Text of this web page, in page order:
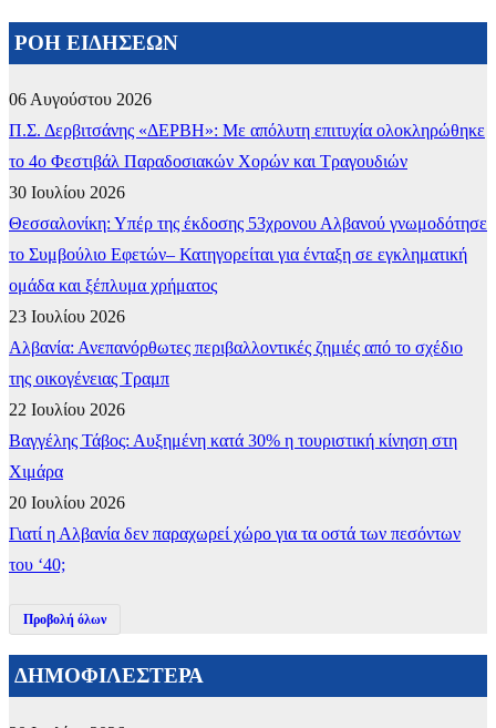
ΡΟΗ ΕΙΔΗΣΕΩΝ
06 Αυγούστου 2026
Π.Σ. Δερβιτσάνης «ΔΕΡΒΗ»: Με απόλυτη επιτυχία ολοκληρώθηκε
το 4ο Φεστιβάλ Παραδοσιακών Χορών και Τραγουδιών
30 Ιουλίου 2026
Θεσσαλονίκη: Υπέρ της έκδοσης 53χρονου Αλβανού γνωμοδότησε
το Συμβούλιο Εφετών– Κατηγορείται για ένταξη σε εγκληματική
ομάδα και ξέπλυμα χρήματος
23 Ιουλίου 2026
Αλβανία: Ανεπανόρθωτες περιβαλλοντικές ζημιές από το σχέδιο
της οικογένειας Τραμπ
22 Ιουλίου 2026
Βαγγέλης Τάβος: Αυξημένη κατά 30% η τουριστική κίνηση στη
Χιμάρα
20 Ιουλίου 2026
Γιατί η Αλβανία δεν παραχωρεί χώρο για τα οστά των πεσόντων
του ‘40;
Προβολή όλων
ΔΗΜΟΦΙΛΕΣΤΕΡΑ